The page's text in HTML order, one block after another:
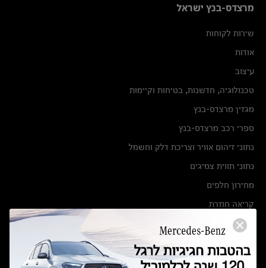
מרצדס-בנץ ישראל
שירות לקוחות
אודות
עיצוב
טכנולוגיה, חדשנות, בטיחות וקיימות
מגזין מרצדס-בנץ
ספרי רכב מרצדס-בנץ
נתוני זיהום אוויר וצריכת דלק וחשמל
נתוני תווית צמיגים
מחירון חלפים
קריאה חוזרת
הודעה על הטבות לרכבי מרצדס בהסדר פשרה בתצ 56447-02-19
תקנון ימי מכירות 120 לכלמוביל